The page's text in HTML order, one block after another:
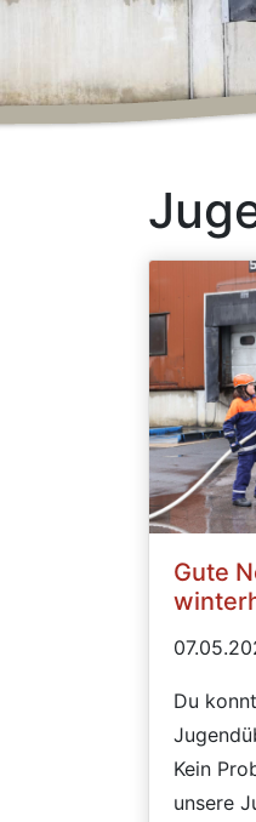
Gute
Du
Kein
unsere